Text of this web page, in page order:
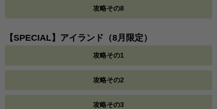
攻略その8
【SPECIAL】アイランド（8月限定）
攻略その1
攻略その2
攻略その3